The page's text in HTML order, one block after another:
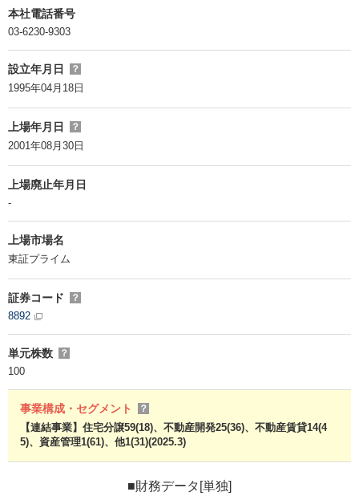
本社電話番号
03-6230-9303
設立年月日 ？
1995年04月18日
上場年月日 ？
2001年08月30日
上場廃止年月日
-
上場市場名
東証プライム
証券コード ？
8892
単元株数 ？
100
事業構成・セグメント ？
【連結事業】住宅分譲59(18)、不動産開発25(36)、不動産賃貸14(4
5)、資産管理1(61)、他1(31)(2025.3)
■財務データ[単独]